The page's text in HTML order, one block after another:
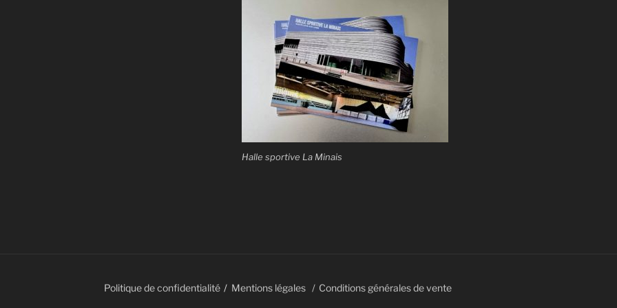
Halle sportive La Minais
Politique de confidentialité Mentions légales Conditions générales de vente